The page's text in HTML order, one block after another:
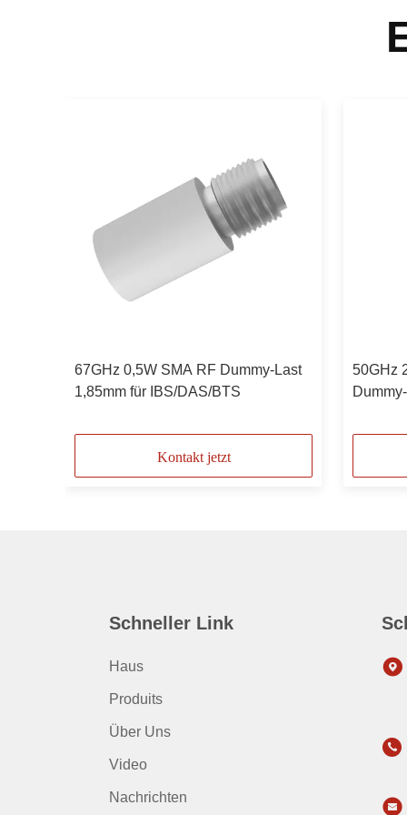
67GHz 0,5W SMA RF Dummy-Last
1,85mm für IBS/DAS/BTS
Kontakt jetzt
50GHz
Schneller Link
Haus
Produits
Über Uns
Video
Nachrichten